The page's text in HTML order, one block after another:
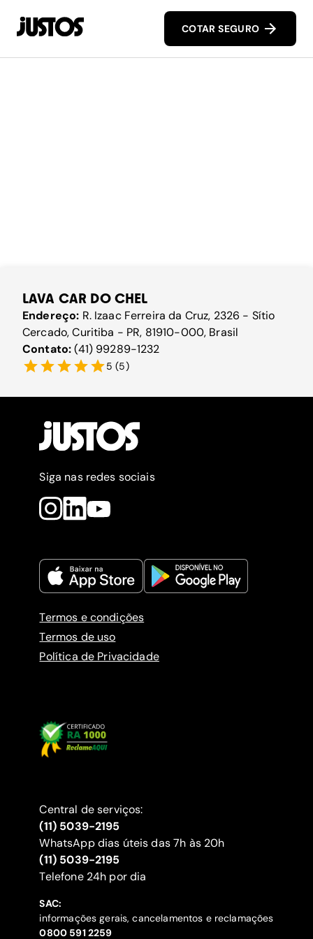
COTAR SEGURO
LAVA CAR DO CHEL
Endereço: R. Izaac Ferreira da Cruz, 2326 - Sítio
Cercado, Curitiba - PR, 81910-000, Brasil
Contato:(41) 99289-1232
5 (5)
Siga nas redes sociais
Termos e condições
Termos de uso
Política de Privacidade
Central de serviços:
(11) 5039-2195
WhatsApp dias úteis das 7h às 20h
(11) 5039-2195
‍Telefone 24h por dia
SAC:
informações gerais, cancelamentos e reclamações
‍0800 591 2259